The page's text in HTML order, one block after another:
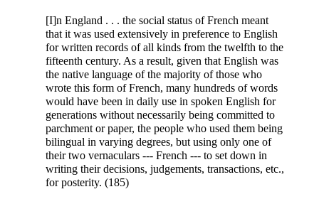
[I]n England . . . the social status of French meant
that it was used extensively in preference to English
for written records of all kinds from the twelfth to the
fifteenth century. As a result, given that English was
the native language of the majority of those who
wrote this form of French, many hundreds of words
would have been in daily use in spoken English for
generations without necessarily being committed to
parchment or paper, the people who used them being
bilingual in varying degrees, but using only one of
their two vernaculars --- French --- to set down in
writing their decisions, judgements, transactions, etc.,
for posterity. (185)